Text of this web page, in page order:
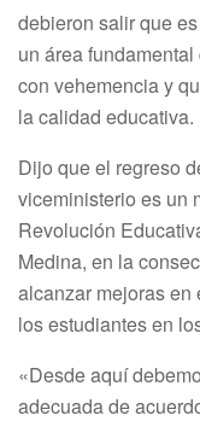
debieron salir que
un área
con vehemencia y
la calidad educativa.
Dijo que el regreso
viceministerio es un
Revolución
Medina, en la
alcanzar mejoras
los estudiantes en
«Desde aquí
adecuada de